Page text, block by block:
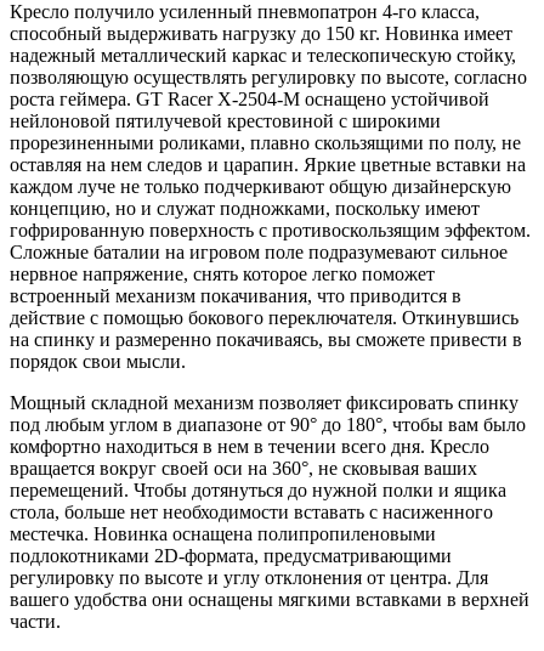
Кресло получило усиленный пневмопатрон 4-го класса,
способный выдерживать нагрузку до 150 кг. Новинка имеет
надежный металлический каркас и телескопическую стойку,
позволяющую осуществлять регулировку по высоте, согласно
роста геймера. GT Racer X-2504-M оснащено устойчивой
нейлоновой пятилучевой крестовиной с широкими
прорезиненными роликами, плавно скользящими по полу, не
оставляя на нем следов и царапин. Яркие цветные вставки на
каждом луче не только подчеркивают общую дизайнерскую
концепцию, но и служат подножками, поскольку имеют
гофрированную поверхность с противоскользящим эффектом.
Сложные баталии на игровом поле подразумевают сильное
нервное напряжение, снять которое легко поможет
встроенный механизм покачивания, что приводится в
действие с помощью бокового переключателя. Откинувшись
на спинку и размеренно покачиваясь, вы сможете привести в
порядок свои мысли.
Мощный складной механизм позволяет фиксировать спинку
под любым углом в диапазоне от 90° до 180°, чтобы вам было
комфортно находиться в нем в течении всего дня. Кресло
вращается вокруг своей оси на 360°, не сковывая ваших
перемещений. Чтобы дотянуться до нужной полки и ящика
стола, больше нет необходимости вставать с насиженного
местечка. Новинка оснащена полипропиленовыми
подлокотниками 2D-формата, предусматривающими
регулировку по высоте и углу отклонения от центра. Для
вашего удобства они оснащены мягкими вставками в верхней
части.